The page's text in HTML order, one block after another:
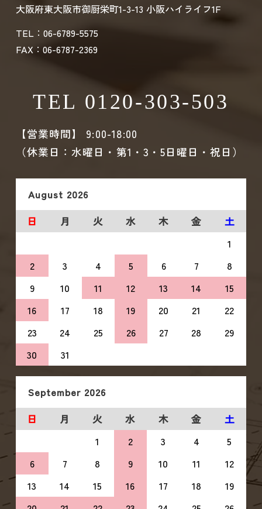
大阪府東大阪市御厨栄町1-3-13 小阪ハイライフ1F
TEL：06-6789-5575
FAX：06-6787-2369
TEL 0120-303-503
【営業時間】 9:00-18:00
（休業日：水曜日・第1・3・5日曜日・祝日）
August 2026
日
月 火 水 木 金
土
1
2
3 4 5 6 7
8
9
10 11 12 13 14
15
16
17 18 19 20 21
22
23
24 25 26 27 28
29
30
31
September 2026
日
月 火 水 木 金
土
1
2 3 4
5
6
7 8 9 10 11
12
13
14 15 16 17 18
19